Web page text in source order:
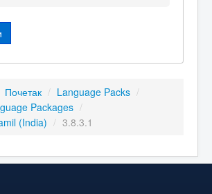
Почетак / Language Packs /
Packages /
(India) / 3.8.3.1